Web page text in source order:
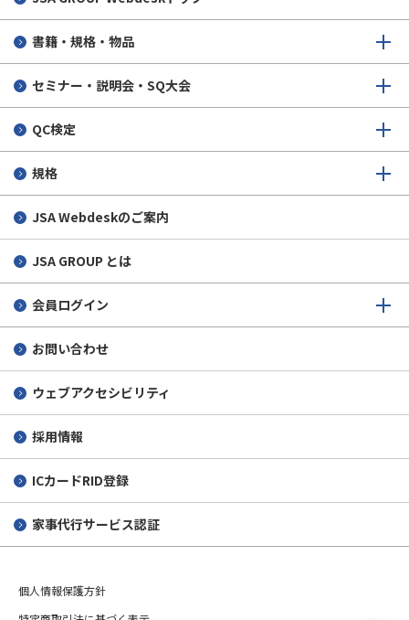
書籍・規格・物品
セミナー・説明会・SQ大会
QC検定
規格
JSA Webdeskのご案内
JSA GROUP とは
会員ログイン
お問い合わせ
ウェブアクセシビリティ
採用情報
ICカードRID登録
家事代行サービス認証
個人情報保護方針